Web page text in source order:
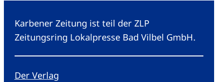
Karbener Zeitung ist teil der ZLP
Zeitungsring Lokalpresse Bad Vilbel GmbH.
Der Verlag